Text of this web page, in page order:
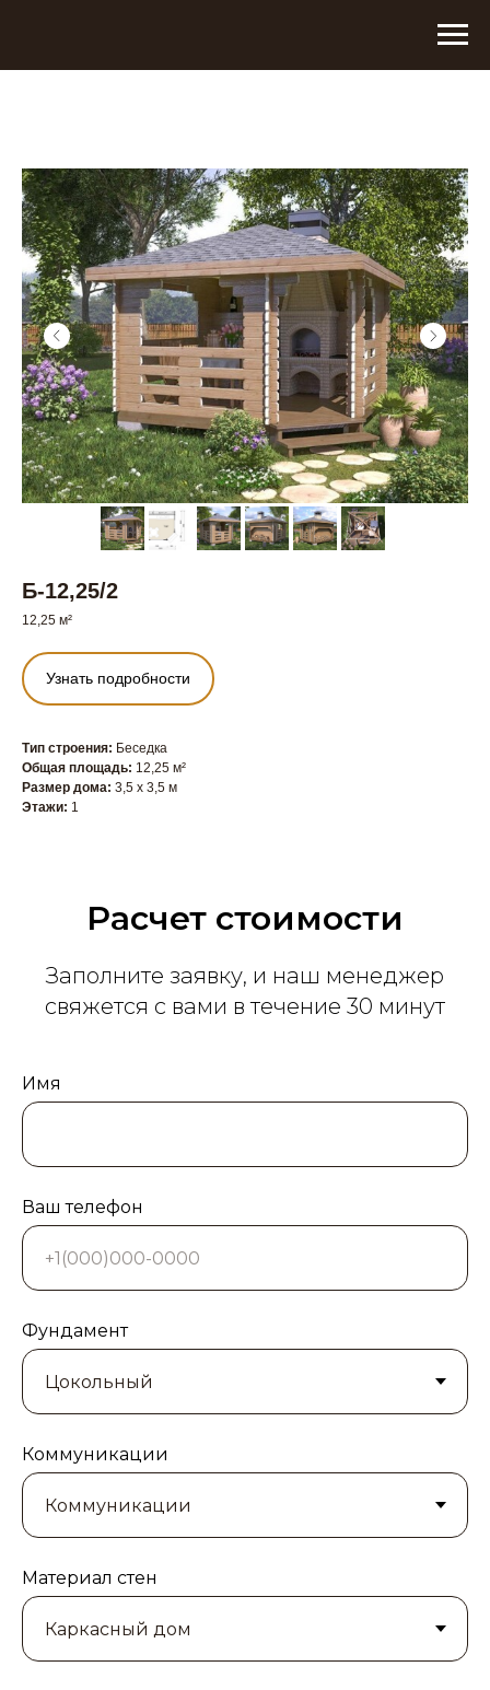
Б-12,25/2
12,25 м²
Узнать подробности
Тип строения: Беседка
Общая площадь: 12,25 м²
Размер дома: 3,5 x 3,5 м
Этажи: 1
Расчет стоимости
Заполните заявку, и наш менеджер
свяжется с вами в течение 30 минут
Имя
Ваш телефон
Фундамент
Коммуникации
Материал стен